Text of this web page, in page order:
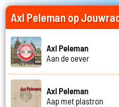
Axl Peleman op
Axl Peleman
Aan de oever
Axl Peleman
Aap met plastron